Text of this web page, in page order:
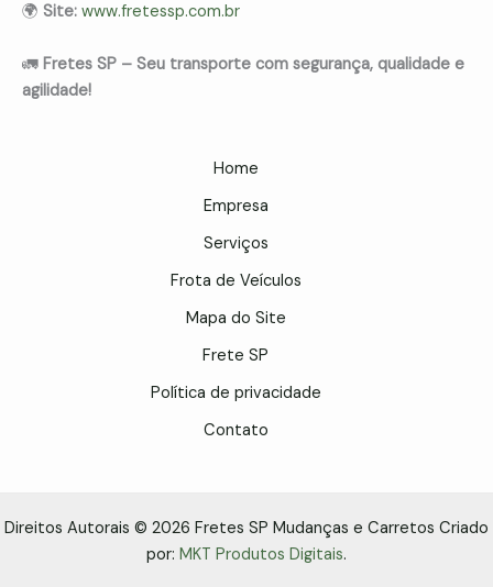
🌍 Site: www.fretessp.com.br
🚛 Fretes SP – Seu transporte com segurança, qualidade e
agilidade!
Home
Empresa
Serviços
Frota de Veículos
Mapa do Site
Frete SP
Política de privacidade
Contato
Direitos Autorais © 2026 Fretes SP Mudanças e Carretos Criado
por: MKT Produtos Digitais.